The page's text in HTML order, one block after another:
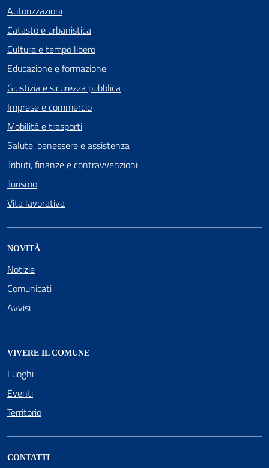
Autorizzazioni
Catasto e urbanistica
Cultura e tempo libero
Educazione e formazione
Giustizia e sicurezza pubblica
Imprese e commercio
Mobilità e trasporti
Salute, benessere e assistenza
Tributi, finanze e contravvenzioni
Turismo
Vita lavorativa
NOVITÀ
Notizie
Comunicati
Avvisi
VIVERE IL COMUNE
Luoghi
Eventi
Territorio
CONTATTI